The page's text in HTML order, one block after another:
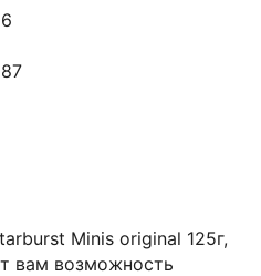
6
87
Minis original 125г,
вам возможность